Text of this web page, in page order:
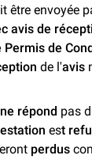
être envoyée
avis de
Permis de
de l'avis
répond pas
est
perdus